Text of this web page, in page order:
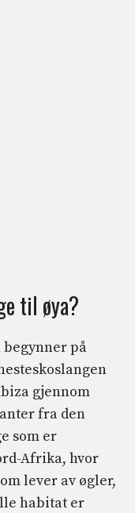
til øya?
på
gjennom
fra den
som er
Afrika, hvor
lever av øgler,
habitat er